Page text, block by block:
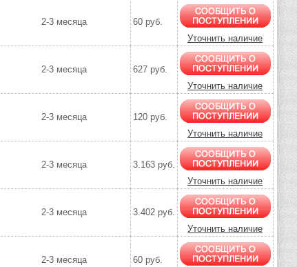
2-3 месяца
60 руб.
Уточнить наличие
2-3 месяца
627 руб.
Уточнить наличие
2-3 месяца
120 руб.
Уточнить наличие
2-3 месяца
3.163 руб.
Уточнить наличие
2-3 месяца
3.402 руб.
Уточнить наличие
2-3 месяца
60 руб.